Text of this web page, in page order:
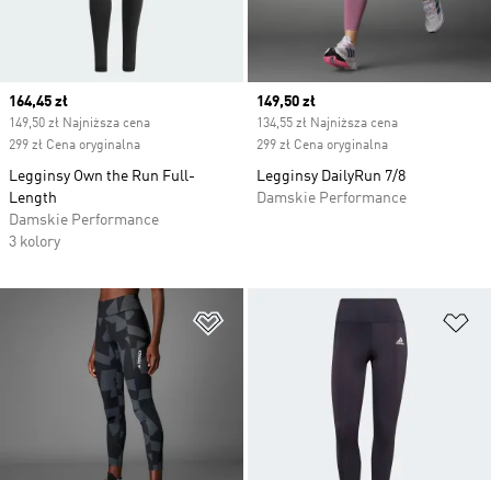
Current price
164,45 zł
149,50 zł Najniższa cena
299 zł Cena oryginalna
Legginsy Own the Run Full-
Length
Damskie Performance
3 kolory
Current price
149,50 zł
134,55 zł Najniższa cena
299 zł Cena oryginalna
Legginsy DailyRun 7/8
Damskie Performance
Dodaj do listy życzeń